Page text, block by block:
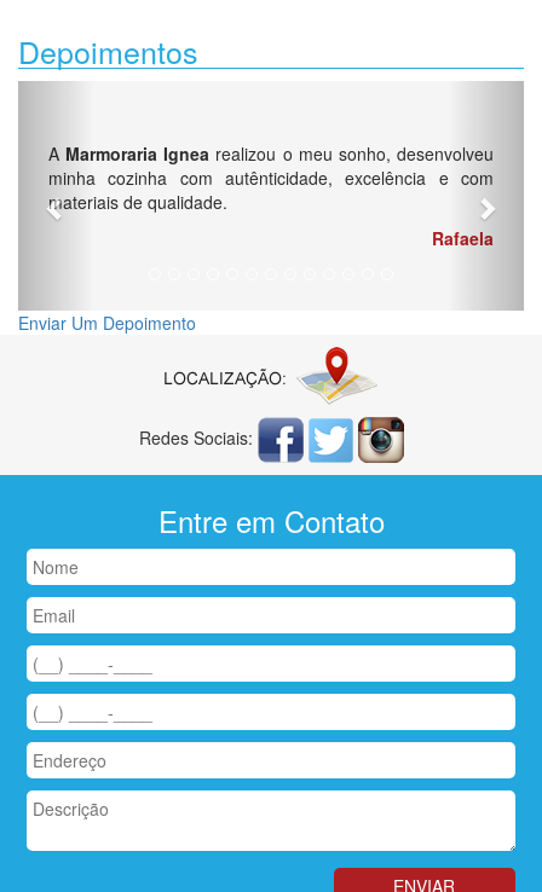
Depoimentos
A Marmoraria Ignea realizou o meu sonho, desenvolveu
minha cozinha com autênticidade, excelência e com
materiais de qualidade.
Rafaela
Enviar Um Depoimento
Redes Sociais:
Entre em Contato